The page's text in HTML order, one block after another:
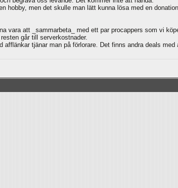
hobby, men det skulle man lätt kunna lösa med en
vara att _sammarbeta_ med ett par procappers som vi
går till serverkostnader.
tjänar man på förlorare. Det finns andra deals